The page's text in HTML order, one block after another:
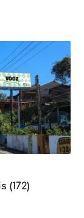
(172)